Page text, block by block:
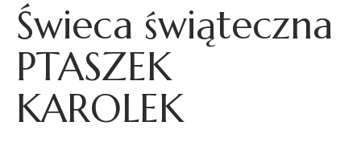
Świeca świąteczna
PTASZEK
KAROLEK